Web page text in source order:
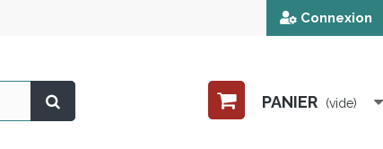
Connexion
PANIER (vide)